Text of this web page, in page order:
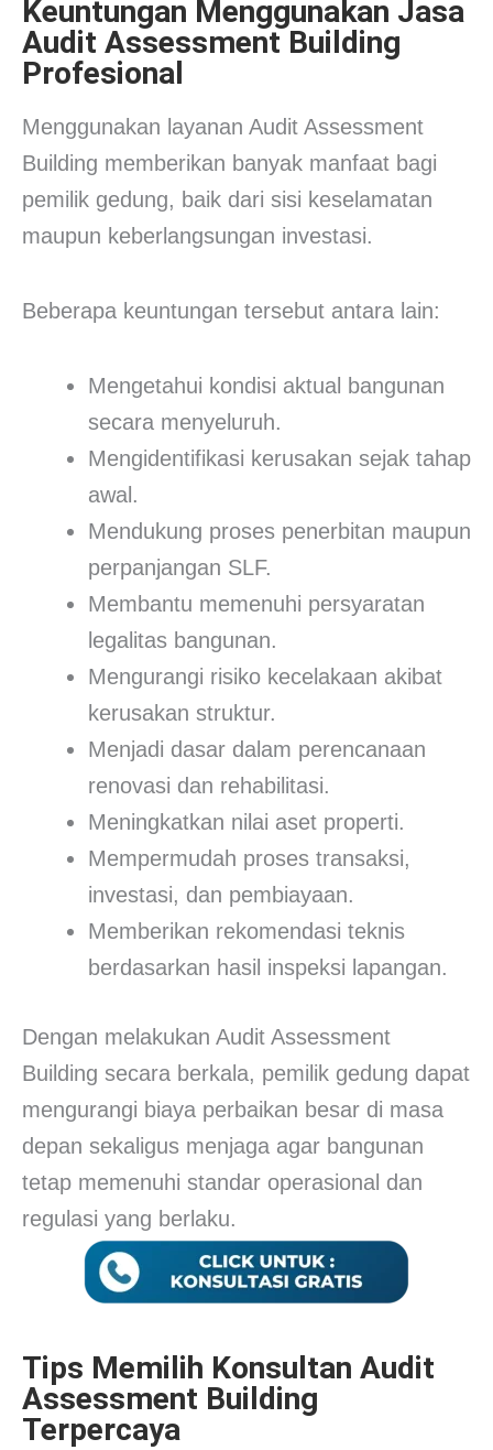
Keuntungan Menggunakan Jasa
Audit Assessment Building
Profesional
Menggunakan layanan Audit Assessment
Building memberikan banyak manfaat bagi
pemilik gedung, baik dari sisi keselamatan
maupun keberlangsungan investasi.
Beberapa keuntungan tersebut antara lain:
Mengetahui kondisi aktual bangunan
secara menyeluruh.
Mengidentifikasi kerusakan sejak tahap
awal.
Mendukung proses penerbitan maupun
perpanjangan SLF.
Membantu memenuhi persyaratan
legalitas bangunan.
Mengurangi risiko kecelakaan akibat
kerusakan struktur.
Menjadi dasar dalam perencanaan
renovasi dan rehabilitasi.
Meningkatkan nilai aset properti.
Mempermudah proses transaksi,
investasi, dan pembiayaan.
Memberikan rekomendasi teknis
berdasarkan hasil inspeksi lapangan.
Dengan melakukan Audit Assessment
Building secara berkala, pemilik gedung dapat
mengurangi biaya perbaikan besar di masa
depan sekaligus menjaga agar bangunan
tetap memenuhi standar operasional dan
regulasi yang berlaku.
Tips Memilih Konsultan Audit
Assessment Building
Terpercaya